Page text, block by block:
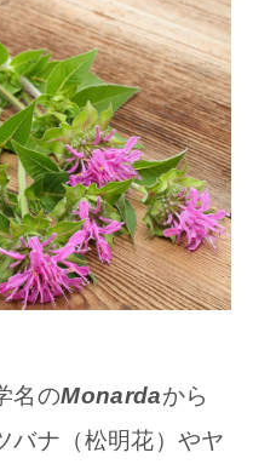
名のMonardaから
バナ（松明花）やヤ